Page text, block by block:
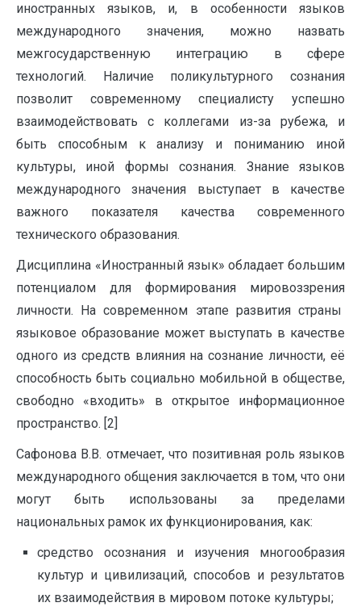
иностранных языков, и, в особенности языков
международного значения, можно назвать
межгосударственную интеграцию в сфере
технологий. Наличие поликультурного сознания
позволит современному специалисту успешно
взаимодействовать с коллегами из-за рубежа, и
быть способным к анализу и пониманию иной
культуры, иной формы сознания. Знание языков
международного значения выступает в качестве
важного показателя качества современного
технического образования.
Дисциплина «Иностранный язык» обладает большим
потенциалом для формирования мировоззрения
личности. На современном этапе развития страны
языковое образование может выступать в качестве
одного из средств влияния на сознание личности, её
способность быть социально мобильной в обществе,
свободно «входить» в открытое информационное
пространство. [2]
Сафонова В.В. отмечает, что позитивная роль языков
международного общения заключается в том, что они
могут быть использованы за пределами
национальных рамок их функционирования, как:
средство осознания и изучения многообразия
культур и цивилизаций, способов и результатов
их взаимодействия в мировом потоке культуры;